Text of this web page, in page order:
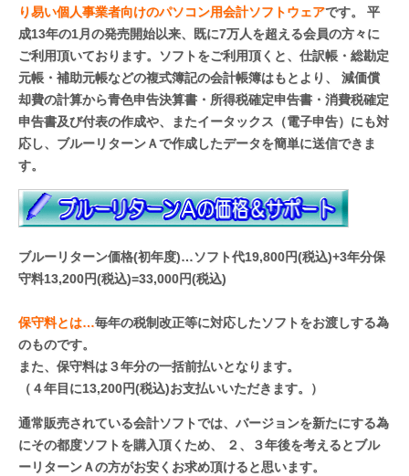
り易い個人事業者向けのパソコン用会計ソフトウェアです。 平
成13年の1月の発売開始以来、既に7万人を超える会員の方々に
ご利用頂いております。ソフトをご利用頂くと、仕訳帳・総勘定
元帳・補助元帳などの複式簿記の会計帳簿はもとより、 減価償
却費の計算から青色申告決算書・所得税確定申告書・消費税確定
申告書及び付表の作成や、またイータックス（電子申告）にも対
応し、ブルーリターンＡで作成したデータを簡単に送信できま
す。
ブルーリターン価格(初年度)…ソフト代19,800円(税込)+3年分保
守料13,200円(税込)=33,000円(税込)
保守料とは…毎年の税制改正等に対応したソフトをお渡しする為
のものです。
また、保守料は３年分の一括前払いとなります。
（４年目に13,200円(税込)お支払いいただきます。）
通常販売されている会計ソフトでは、バージョンを新たにする為
にその都度ソフトを購入頂くため、 ２、３年後を考えるとブル
ーリターンＡの方がお安くお求め頂けると思います。